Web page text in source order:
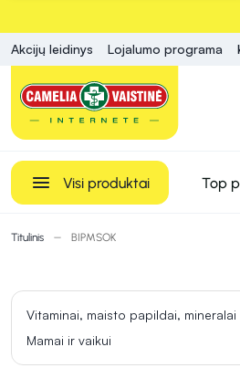
Akcijų leidinys Lojalumo programa
Visi produktai Top
Titulinis BIPMSOK
Vitaminai, maisto papildai, mineralai
Mamai ir vaikui